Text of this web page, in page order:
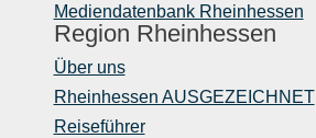
Mediendatenbank Rheinhessen
Region Rheinhessen
Über uns
Rheinhessen AUSGEZEICHNET
Reiseführer